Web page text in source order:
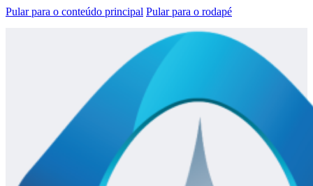
Pular para o conteúdo principal Pular para o rodapé